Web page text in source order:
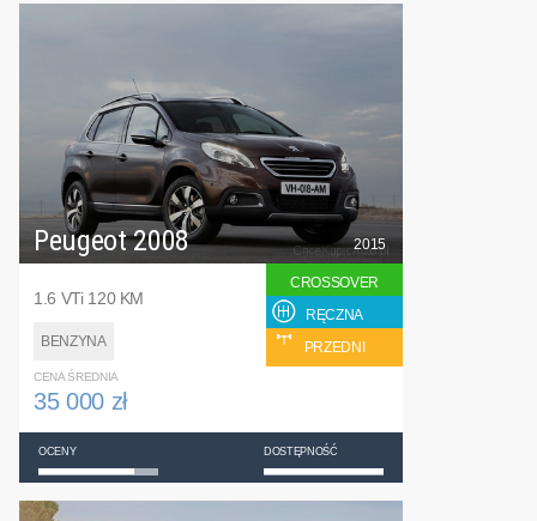
Peugeot 2008
1.6 VTi 120 KM
BENZYNA
2015
CROSSOVER
RĘCZNA
PRZEDNI
CENA ŚREDNIA
35 000 zł
OCENY DOSTĘPNOŚĆ